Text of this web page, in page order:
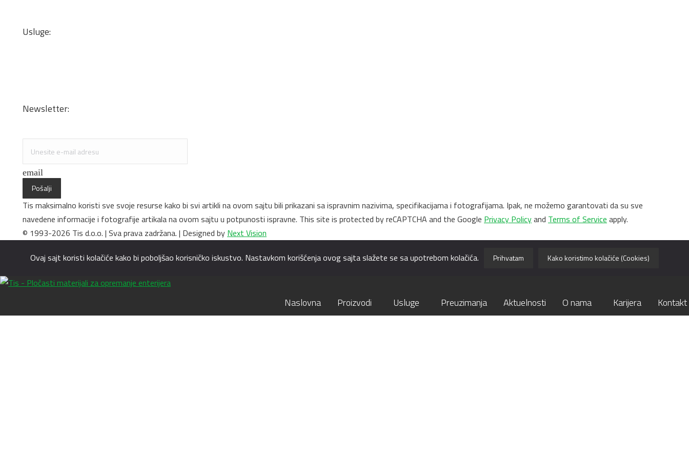
Usluge:
Newsletter:
email
Pošalji
Tis maksimalno koristi sve svoje resurse kako bi svi artikli na ovom sajtu bili prikazani sa ispravnim nazivima, specifikacijama i fotografijama. Ipak, ne možemo garantovati da su sve
navedene informacije i fotografije artikala na ovom sajtu u potpunosti ispravne. This site is protected by reCAPTCHA and the Google Privacy Policyand Terms of Service apply.
© 1993-2026 Tis d.o.o. | Sva prava zadržana. | Designed by Next Vision
Ovaj sajt koristi kolačiće kako bi poboljšao korisničko iskustvo. Nastavkom korišćenja ovog sajta slažete se sa upotrebom kolačića.
Prihvatam Kako koristimo kolačiće (Cookies)
Naslovna Proizvodi Usluge Preuzimanja Aktuelnosti O nama Karijera Kontakt